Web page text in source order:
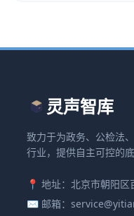
灵声智库
致力于为政务、公检法
行业，提供自主可控的
📍 地址：北京市朝阳
✉️ 邮箱：